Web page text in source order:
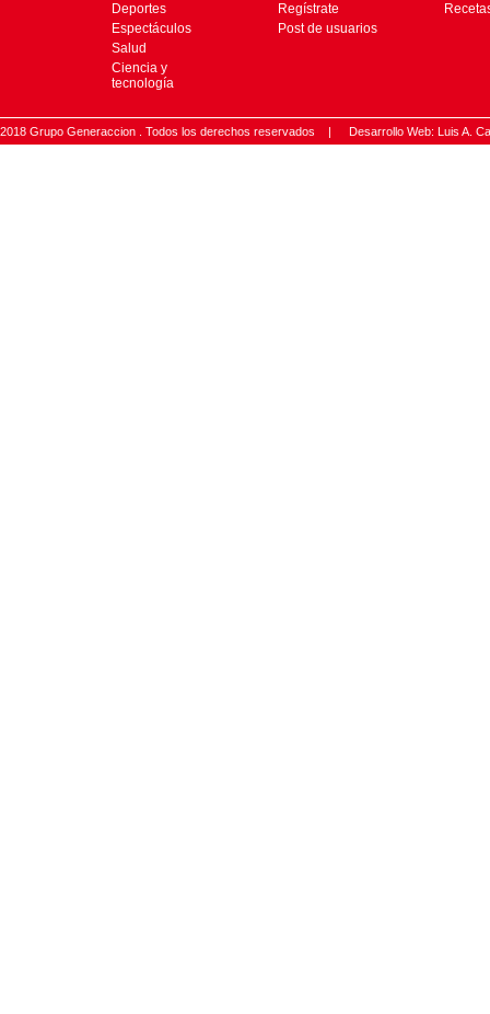
Deportes
Espectáculos
Salud
Ciencia y
tecnología
Regístrate
Post de usuarios
2018 Grupo Generaccion . Todos los derechos reservados | Desarrollo Web: Luis